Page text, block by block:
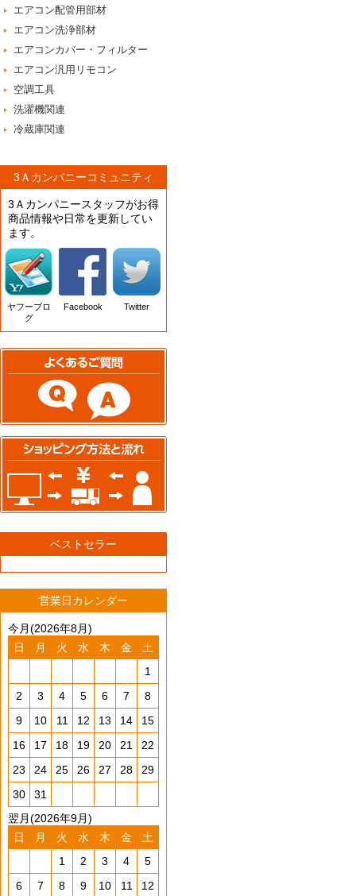
エアコン配管用部材
エアコン洗浄部材
エアコンカバー・フィルター
エアコン汎用リモコン
空調工具
洗濯機関連
冷蔵庫関連
3Ａカンパニーコミュニティ
3Ａカンパニースタッフがお得
商品情報や日常を更新してい
ます。
ヤフーブロ
グ
Facebook Twitter
ベストセラー
営業日カレンダー
今月(2026年8月)
日
月 火 水 木 金
土
1
2
3 4 5 6 7
8
9
10 11 12 13 14
15
16
17 18 19 20 21
22
23
24 25 26 27 28
29
30
31
翌月(2026年9月)
日
月 火 水 木 金
土
1
2 3 4
5
6
7 8 9 10 11
12